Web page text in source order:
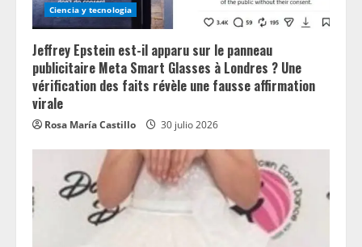
Ciencia y tecnologia
Jeffrey Epstein est-il apparu sur le panneau
publicitaire Meta Smart Glasses à Londres ? Une
vérification des faits révèle une fausse affirmation
virale
Rosa María Castillo 30 julio 2026